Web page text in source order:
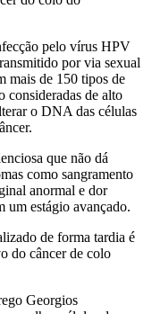
pelo vírus HPV
por via sexual
mais de 150 tipos de
consideradas de alto
o DNA das células
que não dá
como sangramento
anormal e dor
um estágio avançado.
de forma tardia é
do câncer de colo
Georgios